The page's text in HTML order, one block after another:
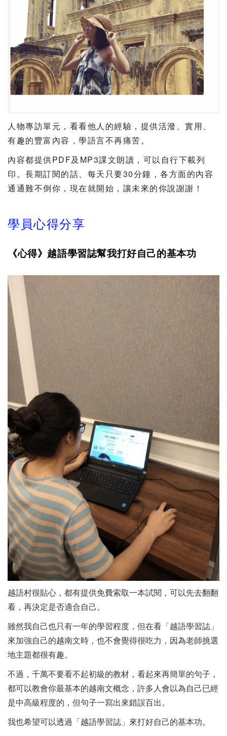
人物專訪單元，看看他人的經驗，提供活潑、實用、
有趣的豐富內容，學語言不再痛苦。
內容都提供PDF及MP3課文朗讀，可以自行下載列
印。長期訂閱的話、每天只要30分鐘，各方面的內容
通通難不倒你，現在就開始，讓未來的你說謝謝！
學員心得分享
《心得》越語學習誌幫我打好自己的基本功
越語村很貼心，都有提供免費索取一本試閱，可以先去翻翻
看，再決定是否適合自己。
雖然我自己也只有一年的學習程度，但在看「越語學習誌」
來加強自己的越南文時，也不會覺得很吃力，因為老師挑選
地主題都很有趣。
不過，千萬不要看不起初級的教材，看起來再簡單的句子，
都可以教會你最基本的越南文概念，許多人會以為自己已經
是中高級程度的，但句子一寫出來錯誤百出。
我也希望可以透過「越語學習誌」來打好自己的基本功。